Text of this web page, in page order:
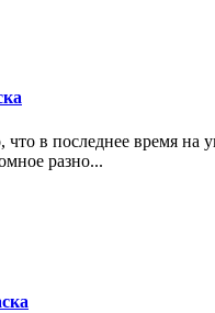
что в последнее время на
разно...